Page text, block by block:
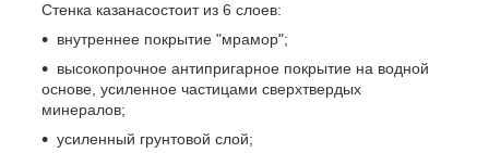
Стенка казанасостоит из 6 слоев:
внутреннее покрытие "мрамор";
высокопрочное антипригарное покрытие на водной
основе, усиленное частицами сверхтвердых
минералов;
усиленный грунтовой слой;